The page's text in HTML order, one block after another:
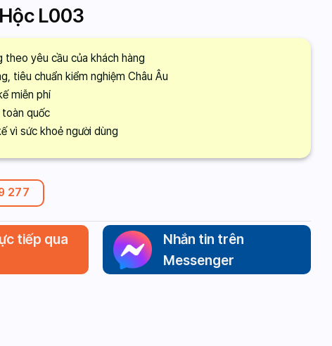
L003
theo yêu cầu của khách hàng
tiêu chuẩn kiểm nghiệm Châu Âu
miễn phí
quốc
vì sức khoẻ người dùng
277
tiếp qua
Nhắn tin trên
Messenger